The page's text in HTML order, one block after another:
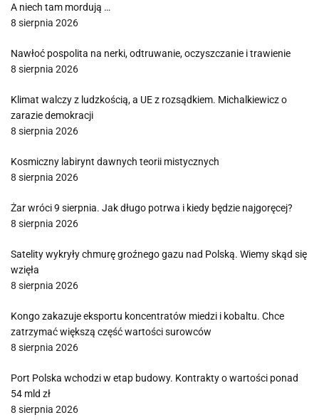
A niech tam mordują …
8 sierpnia 2026
Nawłoć pospolita na nerki, odtruwanie, oczyszczanie i trawienie
8 sierpnia 2026
Klimat walczy z ludzkością, a UE z rozsądkiem. Michalkiewicz o
zarazie demokracji
8 sierpnia 2026
Kosmiczny labirynt dawnych teorii mistycznych
8 sierpnia 2026
Żar wróci 9 sierpnia. Jak długo potrwa i kiedy będzie najgoręcej?
8 sierpnia 2026
Satelity wykryły chmurę groźnego gazu nad Polską. Wiemy skąd się
wzięła
8 sierpnia 2026
Kongo zakazuje eksportu koncentratów miedzi i kobaltu. Chce
zatrzymać większą część wartości surowców
8 sierpnia 2026
Port Polska wchodzi w etap budowy. Kontrakty o wartości ponad
54 mld zł
8 sierpnia 2026